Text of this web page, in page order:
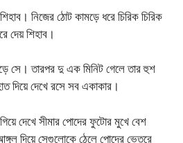
নিজের ঠোট কামড়ে ধরে চিরিক চিরিক
দেয় শিহাব।
সে। তারপর দু এক মিনিট গেলে তার হুশ
দিয়ে দেখে রসে সব একাকার।
দেখে সীমার পোদের ফুটোর মুখে বেশ
দিয়ে সেগুলোকে ঠেলে পোদের ভেতরে